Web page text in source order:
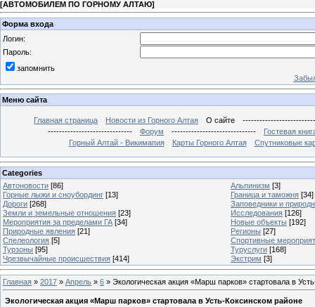
[АВТОМОБИЛЕМ ПО ГОРНОМУ АЛТАЮ]
Форма входа
Логин:
Пароль:
запомнить
Меню сайта
Главная страница Новости из Горного Алтая О сайте
------------------------------
Форум ------------------------------
Гостевая
Горный Алтай - Викимапия
Карты Горного Алтая Спутниковые
Categories
Автоновости [86] Альпинизм [3]
Горные лыжи и сноубординг [13] Граница и таможня [34]
Дороги [268]
Заповедники и
Земли и земельные отношения [23] Исследования [126]
Мероприятия за пределами ГА [34] Новые объекты [192]
Природные явления [21] Регионы [27]
Спелеология [5]
Спортивные
Турзоны [95] Туруслуги [168]
Чрезвычайные происшествия [414] Экстрим [3]
Главная » 2017 » Апрель » 6 » Экологическая акция «Марш парков» стартовала в
Экологическая акция «Марш парков» стартовала в Усть-Коксинском районе